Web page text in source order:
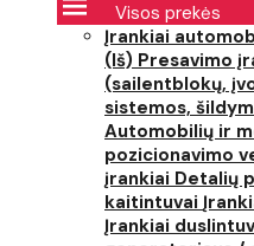
Visos prekės
Įrankiai
(Iš) Presavimo
(sailentblokų,
sistemos,
Automobilių ir
pozicionavimo
įrankiai Detalių
kaitintuvai
Įrankiai